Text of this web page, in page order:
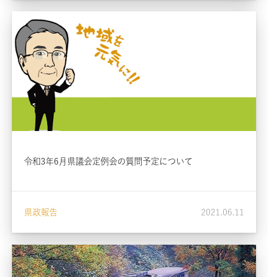
令和3年6月県議会定例会の質問予定について
県政報告 2021.06.11